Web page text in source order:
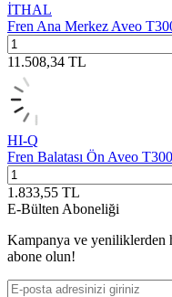
İTHAL
Fren Ana Merkez Aveo
11.508,34 TL
HI-Q
Fren Balatası Ön Aveo
1.833,55 TL
E-Bülten Aboneliği
Kampanya ve yeniliklerden
abone olun!